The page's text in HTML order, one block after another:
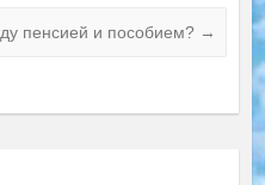
пенсией и пособием? →